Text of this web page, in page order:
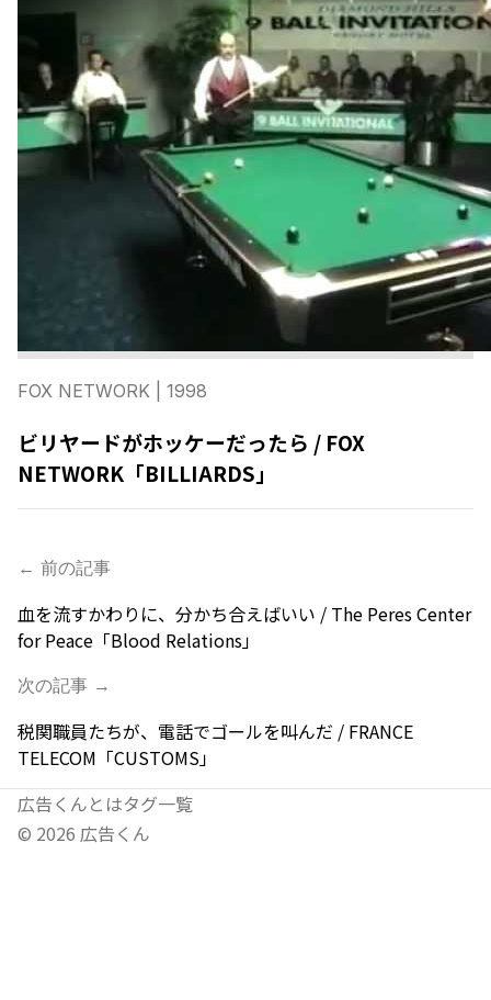
FOX NETWORK | 1998
ビリヤードがホッケーだったら / FOX
NETWORK「BILLIARDS」
← 前の記事
血を流すかわりに、分かち合えばいい / The Peres Center
for Peace「Blood Relations」
次の記事 →
税関職員たちが、電話でゴールを叫んだ / FRANCE
TELECOM「CUSTOMS」
広告くんとはタグ一覧
© 2026 広告くん